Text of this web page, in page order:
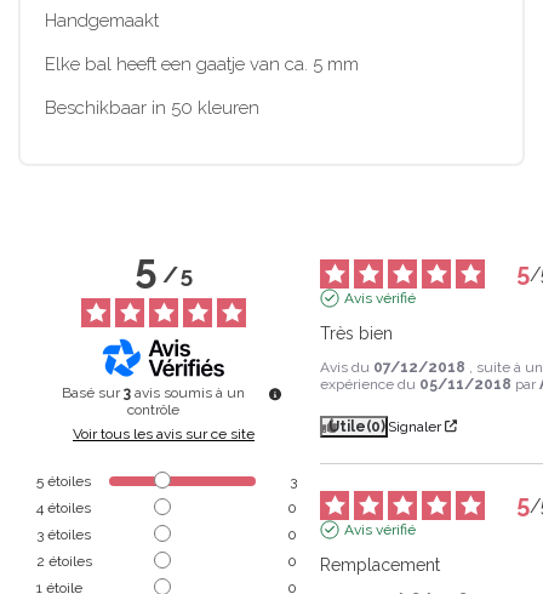
Handgemaakt
Elke bal heeft een gaatje van ca. 5 mm
Beschikbaar in 50 kleuren
5/5
Basé sur3 avis soumis à un
contrôle
Voir tous les avis sur ce site
5 étoiles
3
4 étoiles
0
3 étoiles
0
2 étoiles
0
1 étoile 0
5/
Avis vérifié
Très bien
Avis du 07/12/2018 , suite à
expérience du 05/11/2018 par
Utile(0) Signaler
5/
Avis vérifié
Remplacement